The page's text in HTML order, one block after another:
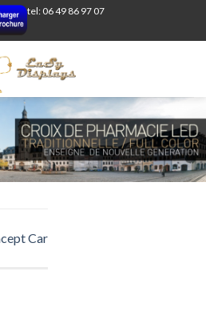
tel: 06 49 86 97 07
Car